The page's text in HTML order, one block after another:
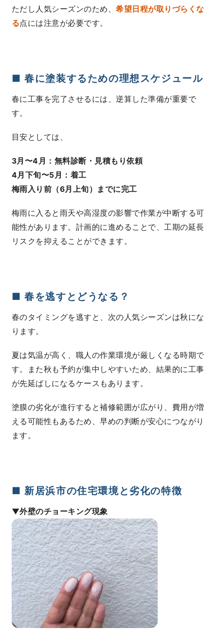
ただし人気シーズンのため、希望日程が取りづらくな
る点には注意が必要です。
■ 春に塗装するための理想スケジュール
春に工事を完了させるには、逆算した準備が重要で
す。
目安としては、
3月〜4月：無料診断・見積もり依頼
4月下旬〜5月：着工
梅雨入り前（6月上旬）までに完工
梅雨に入ると雨天や高湿度の影響で作業が中断する可
能性があります。計画的に進めることで、工期の延長
リスクを抑えることができます。
■ 春を逃すとどうなる？
春のタイミングを逃すと、次の人気シーズンは秋にな
ります。
夏は気温が高く、職人の作業環境が厳しくなる時期で
す。また秋も予約が集中しやすいため、結果的に工事
が先延ばしになるケースもあります。
塗膜の劣化が進行すると補修範囲が広がり、費用が増
える可能性もあるため、早めの判断が安心につながり
ます。
■ 新居浜市の住宅環境と劣化の特徴
▼外壁のチョーキング現象